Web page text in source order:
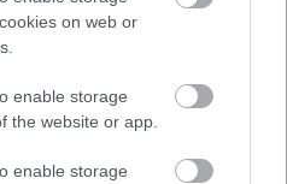
on web or
enable storage
the website or app.
enable storage